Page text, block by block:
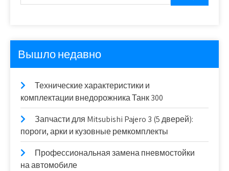
Вышло недавно
Технические характеристики и
комплектации внедорожника Танк 300
Запчасти для Mitsubishi Pajero 3 (5 дверей):
пороги, арки и кузовные ремкомплекты
Профессиональная замена пневмостойки
на автомобиле